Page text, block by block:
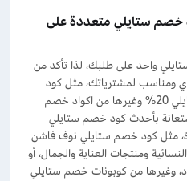
خصم ستايلي متعددة على
واحد على طلبك، لذا تأكد من
ومناسب لمشترياتك، مثل كود
خصم ستايلي 90 أو كود خصم ستايلي 20% وغيرها من اكواد خصم
بأحدث كود خصم ستايلي
مثل كود خصم ستايلي نوف فاشن
ومنتجات العناية والجمال، أو
وغيرها من كوبونات خصم ستايلي